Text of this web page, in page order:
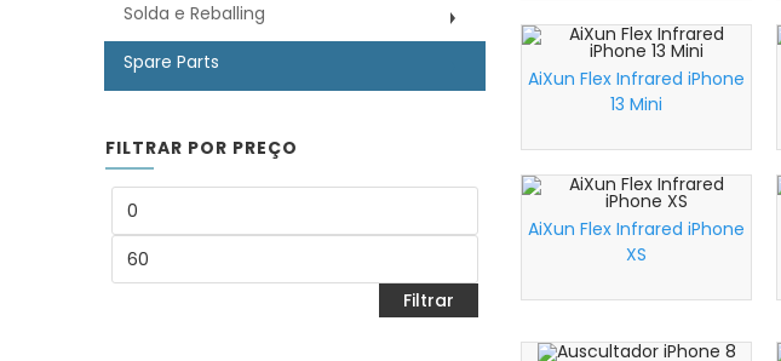
AiXun Flex Infrared iPhone
13 Mini
AiXun Flex Infrared iPhone
XS
Solda e Reballing
Spare Parts
FILTRAR POR PREÇO
Filtrar